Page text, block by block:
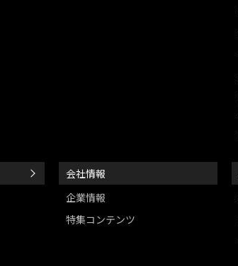
会社情報
企業情報
特集コンテンツ